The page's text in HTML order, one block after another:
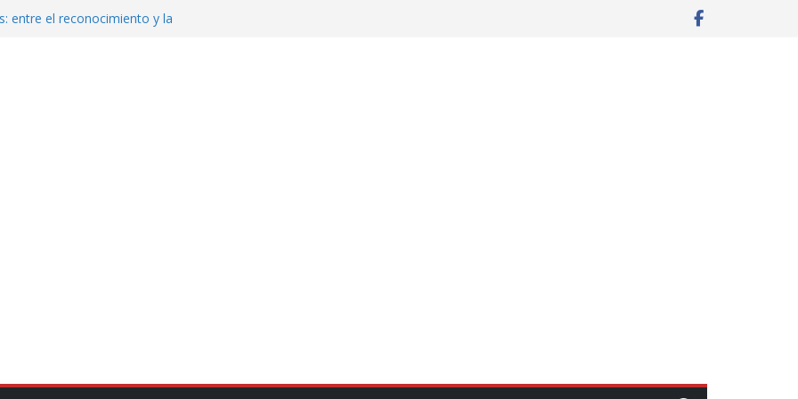
entre el reconocimiento y la
punzante a cuatro hombres